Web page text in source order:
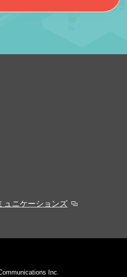
ュニケーションズ
Inc.